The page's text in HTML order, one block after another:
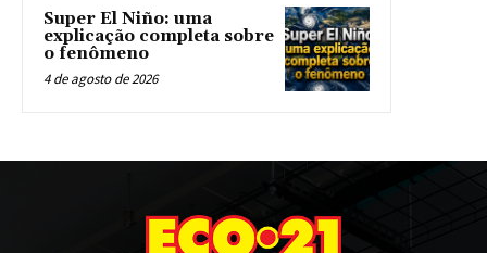
Super El Niño: uma
explicação completa sobre
o fenômeno
4 de agosto de 2026